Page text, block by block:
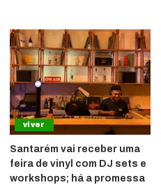
viver
Santarém vai receber uma
feira de vinyl com DJ sets e
workshops; há a promessa